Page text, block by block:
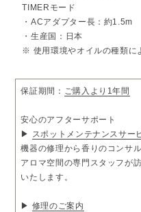
□ネーミング
本体の直線的で端正なデザイ
SCENT（香り）や SCENE（
るSENSE（センス）にも通じ
ディフューザー本体×1、AC
ク用キー×1
TIMERモード
・ACアダプター長：約1.5m
・生産国：日本
※ 使用環境やオイルの種類に
保証期間： ご購入より1年間
安心のアフターサポート
▶ スポットメンテナンスサー
機器の修理から香りのコンサ
アロマ空間の専門スタッフが
いたします。
▶ 修理のご案内